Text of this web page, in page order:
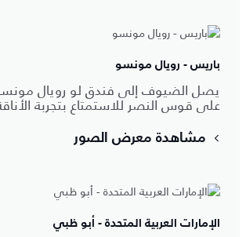
باريس - رويال مونسو
يصل الضيوف إلى فندق لو رويال
على قوس النصر للاستمتاع بتجربة
مشاهدة معرض الصور
الإمارات العربية المتحدة - أبو ظبي